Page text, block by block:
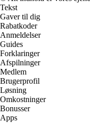
Tekst
Gaver til dig
Rabatkoder
Anmeldelser
Guides
Forklaringer
Afspilninger
Medlem
Brugerprofil
Løsning
Omkostninger
Bonusser
Apps